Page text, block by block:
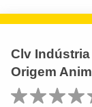
Clv
Origem